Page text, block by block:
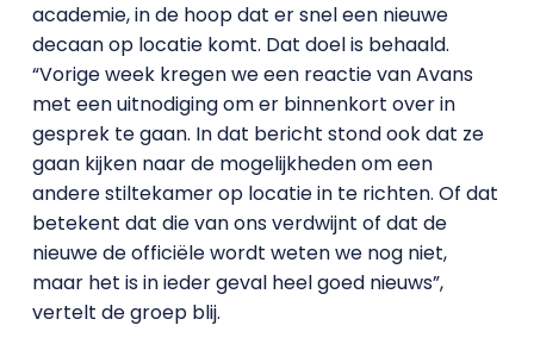
academie, in de hoop dat er snel een nieuwe
decaan op locatie komt. Dat doel is behaald.
“Vorige week kregen we een reactie van Avans
met een uitnodiging om er binnenkort over in
gesprek te gaan. In dat bericht stond ook dat ze
gaan kijken naar de mogelijkheden om een
andere stiltekamer op locatie in te richten. Of dat
betekent dat die van ons verdwijnt of dat de
nieuwe de officiële wordt weten we nog niet,
maar het is in ieder geval heel goed nieuws”,
vertelt de groep blij.